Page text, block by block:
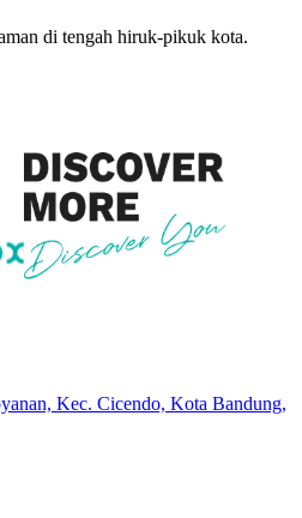
di tengah hiruk-pikuk kota.
Kec. Cicendo, Kota Bandung,